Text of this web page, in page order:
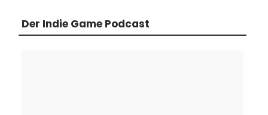
Der Indie Game Podcast